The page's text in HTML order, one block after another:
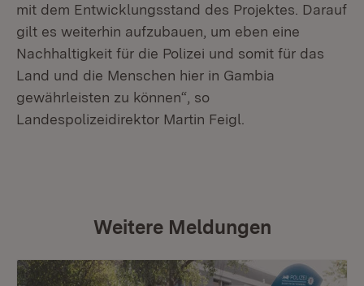
mit dem Entwicklungsstand des Projektes. Darauf
gilt es weiterhin aufzubauen, um eben eine
Nachhaltigkeit für die Polizei und somit für das
Land und die Menschen hier in Gambia
gewährleisten zu können“, so
Landespolizeidirektor Martin Feigl.
Weitere Meldungen